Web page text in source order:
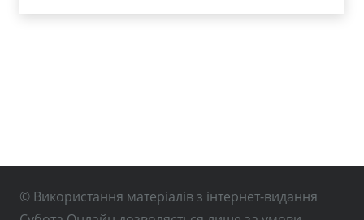
© Використання матеріалів з інтернет-видання